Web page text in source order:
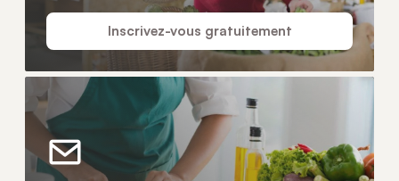
Inscrivez-vous gratuitement